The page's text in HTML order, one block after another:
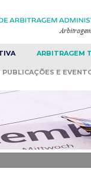
ARBITRAGEM
PUBLICAÇÕES E